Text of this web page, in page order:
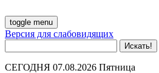
toggle menu
Версия для слабовидящих
СЕГОДНЯ 07.08.2026 Пятница